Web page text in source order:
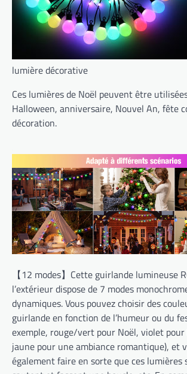
lumière décorative
Ces lumières de Noël peuvent être
Halloween, anniversaire, Nouvel An, fête
décoration.
【12 modes】Cette guirlande lumineuse
l’extérieur dispose de 7 modes
dynamiques. Vous pouvez choisir des
guirlande en fonction de l’humeur ou du
exemple, rouge/vert pour Noël, violet
jaune pour une ambiance romantique), et
également faire en sorte que ces lumières